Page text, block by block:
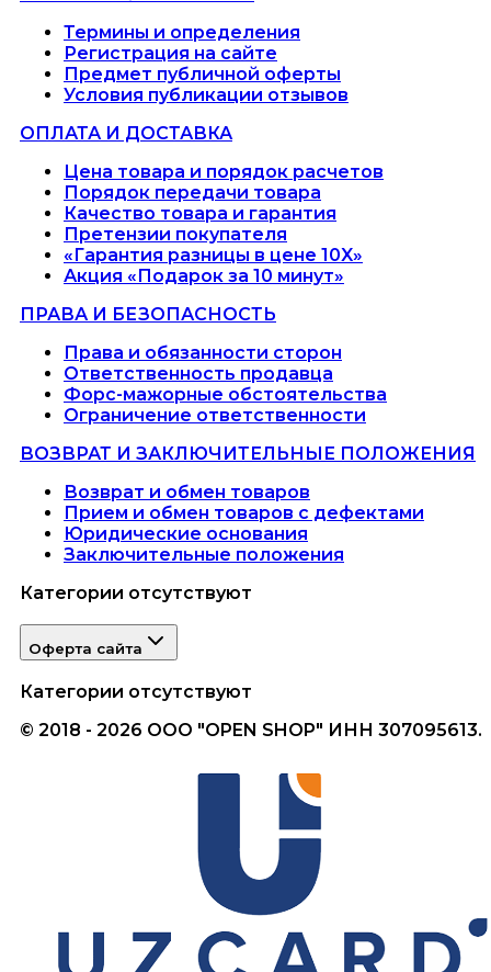
Термины и определения
Регистрация на сайте
Предмет публичной оферты
Условия публикации отзывов
ОПЛАТА И ДОСТАВКА
Цена товара и порядок расчетов
Порядок передачи товара
Качество товара и гарантия
Претензии покупателя
«Гарантия разницы в цене 10X»
Акция «Подарок за 10 минут»
ПРАВА И БЕЗОПАСНОСТЬ
Права и обязанности сторон
Ответственность продавца
Форс-мажорные обстоятельства
Ограничение ответственности
ВОЗВРАТ И ЗАКЛЮЧИТЕЛЬНЫЕ ПОЛОЖЕНИЯ
Возврат и обмен товаров
Прием и обмен товаров с дефектами
Юридические основания
Заключительные положения
Категории отсутствуют
Оферта сайта
Категории отсутствуют
© 2018 - 2026 ООО "OPEN SHOP" ИНН 307095613.